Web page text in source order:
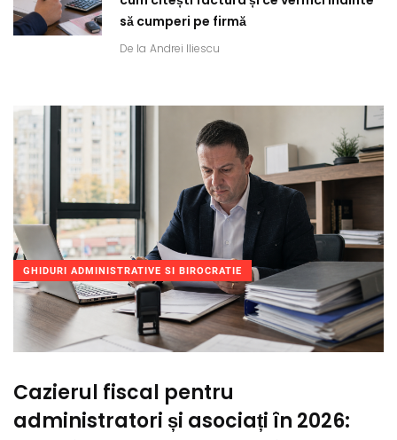
să cumperi pe firmă
De la Andrei Iliescu
GHIDURI ADMINISTRATIVE SI BIROCRATIE
Cazierul fiscal pentru
administratori și asociați în 2026: